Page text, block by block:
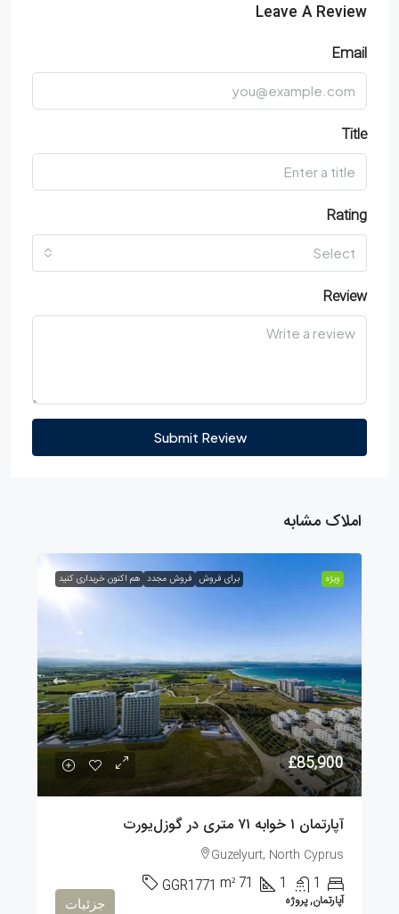
Leave A Review
Email
Title
Rating
Select
Review
Submit Review
املاک مشابه
ویژه برای فروش فروش مجدد هم اکنون خریداری کنید
£85,900
آپارتمان ۱ خوابه ۷۱ متری در گوزل‌یورت
Guzelyurt, North Cyprus
1
1
71
m²
GGR1771
آپارتمان, پروژه جزئیات